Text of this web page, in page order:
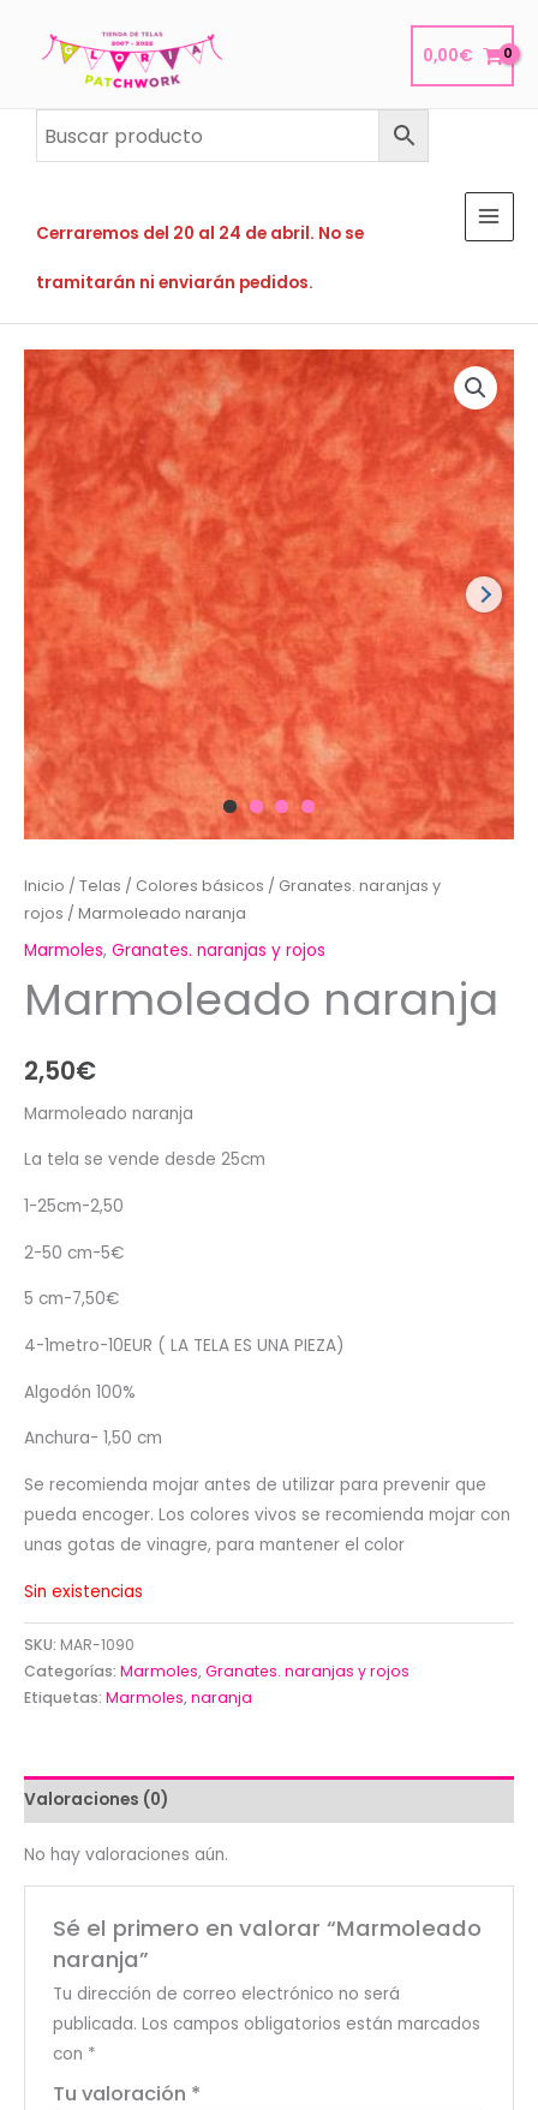
0,00€
Cerraremos del 20 al 24 de abril. No se
tramitarán ni enviarán pedidos.
Inicio / Telas / Colores básicos / Granates. naranjas y
rojos / Marmoleado naranja
Marmoles, Granates. naranjas y rojos
Marmoleado naranja
2,50€
Marmoleado naranja
La tela se vende desde 25cm
1-25cm-2,50
2-50 cm-5€
5 cm-7,50€
4-1metro-10EUR ( LA TELA ES UNA PIEZA)
Algodón 100%
Anchura- 1,50 cm
Se recomienda mojar antes de utilizar para prevenir que
pueda encoger. Los colores vivos se recomienda mojar con
unas gotas de vinagre, para mantener el color
Sin existencias
SKU: MAR-1090
Categorías: Marmoles,Granates. naranjas y rojos
Etiquetas: Marmoles,naranja
Valoraciones (0)
No hay valoraciones aún.
Sé el primero en valorar “Marmoleado
naranja”
Tu dirección de correo electrónico no será
publicada. Los campos obligatorios están marcados
con *
Tu valoración *